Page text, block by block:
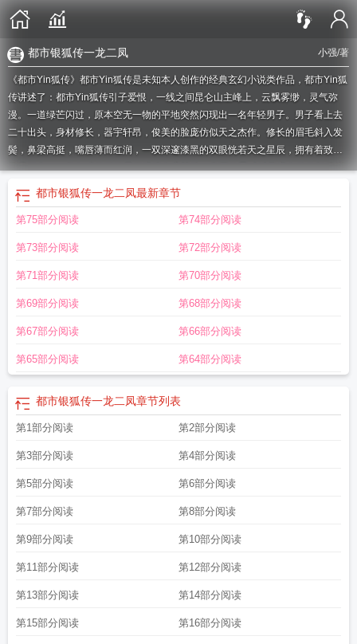
小强/著
都市银狐传一龙二凤
《都市Yin狐传》都市Yin狐传是未知本人创作的经典玄幻小说类作品，都市Yin狐
传讲述了：都市Yin狐传引子爱恨，一线之间昆仑山主峰上，云飘雾缈，灵气弥
漫。一道绿芒闪过，原本空无一物的平地突然闪现出一名年轻男子。男子看上去
二十出头，身材修长，器宇轩昂，俊美的脸庞仿似天之杰作。修长的眉毛斜入发
鬓，鼻梁高挺，嘴唇薄而红润，一双深邃漆黑的双眼恍若天之星辰，拥有着致命
的吸引力。一条白sè的狐狸尾巴缠绕在肩脖处，华丽的黑sè绒装着在他修长伟岸
的身体上，更添了一份邪逸的气质。2w148473-167800
市银狐传裂祭笔趣阁
市银狐传裂祭林月雪
都市Yin狐传更新时间都市银狐传镜
yin狐传之秦冰篇(北雪大少)
都市银狐传全文番外篇 都市银狐传在线观看
狐传都市yin狐传1-33 都市银狐传丝袜尤物都市银狐转免费阅读
传外传全文都市银狐传说番外秦冰 都市银狐传番外篇第5章
柳淑芬都市银狐传番外篇 都市银狐传裂祭刘淑芬
祭在线都市yiN狐传 都市银狐传裂祭在线都市银狐外转
费观看都市银狐传免费完整版都市银狐传外都市银狐传外传李媛媛都市银狐
传外李媛媛都市银狐传裂祭最新都市yin狐外传番外篇
狐传番外篇裂祭都市银狐传番外篇完整版免费阅读都市银狐传裂祭全文免费观
看都市银狐传秦冰篇免费阅读 都市Yin狐传我的丝袜熟母
文 都市yiN狐传全部 都市yin狐传番外篇TXT 都市银狐传裂祭全文阅读
狐传免费阅读都市银狐传李媛媛外传 都市yin狐传镜欲
银狐传番外篇全本完结
都市银狐传系列都市银狐传番外柳淑芬
zhuan都市银狐传裂祭番外篇 都市银狐传无都市yin狐传裂祭柳淑芬
市银狐传说番外秦冰篇
都市银狐传第九书包都市银狐1~34章+番外
番外 都市银狐传番外镜欲 都市银狐全集阅读都市银狐转之类的
传 电交都市银狐传秦冰篇7 都市银狐传镜欲的都市银狐传柳淑芬番外篇
都市银狐传一龙二凤最新章节
第75部分阅读 第74部分阅读
第73部分阅读 第72部分阅读
第71部分阅读 第70部分阅读
第69部分阅读 第68部分阅读
第67部分阅读 第66部分阅读
第65部分阅读 第64部分阅读
都市银狐传一龙二凤章节列表
第1部分阅读 第2部分阅读
第3部分阅读 第4部分阅读
第5部分阅读 第6部分阅读
第7部分阅读 第8部分阅读
第9部分阅读 第10部分阅读
第11部分阅读 第12部分阅读
第13部分阅读 第14部分阅读
第15部分阅读 第16部分阅读